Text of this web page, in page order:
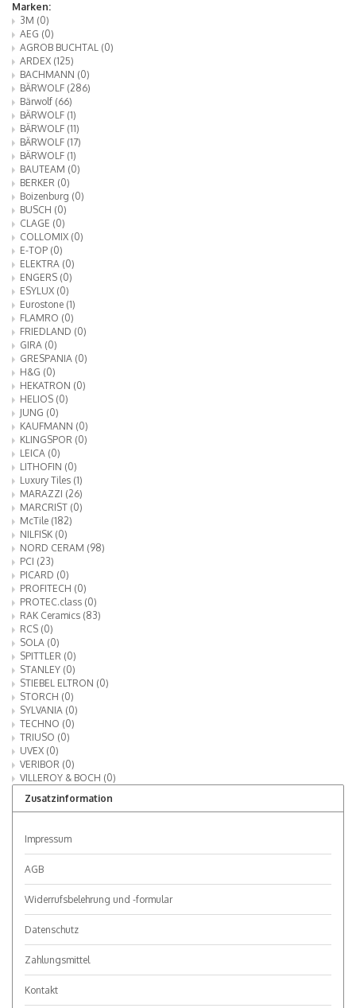
Marken:
3M (0)
AEG (0)
AGROB BUCHTAL (0)
ARDEX (125)
BACHMANN (0)
BÄRWOLF (286)
Bärwolf (66)
BÄRWOLF (1)
BÄRWOLF (11)
BÄRWOLF (17)
BÄRWOLF (1)
BAUTEAM (0)
BERKER (0)
Boizenburg (0)
BUSCH (0)
CLAGE (0)
COLLOMIX (0)
E-TOP (0)
ELEKTRA (0)
ENGERS (0)
ESYLUX (0)
Eurostone (1)
FLAMRO (0)
FRIEDLAND (0)
GIRA (0)
GRESPANIA (0)
H&G (0)
HEKATRON (0)
HELIOS (0)
JUNG (0)
KAUFMANN (0)
KLINGSPOR (0)
LEICA (0)
LITHOFIN (0)
Luxury Tiles (1)
MARAZZI (26)
MARCRIST (0)
McTile (182)
NILFISK (0)
NORD CERAM (98)
PCI (23)
PICARD (0)
PROFITECH (0)
PROTEC.class (0)
RAK Ceramics (83)
RCS (0)
SOLA (0)
SPITTLER (0)
STANLEY (0)
STIEBEL ELTRON (0)
STORCH (0)
SYLVANIA (0)
TECHNO (0)
TRIUSO (0)
UVEX (0)
VERIBOR (0)
VILLEROY & BOCH (0)
Zusatzinformation
Impressum
AGB
Widerrufsbelehrung und -formular
Datenschutz
Zahlungsmittel
Kontakt